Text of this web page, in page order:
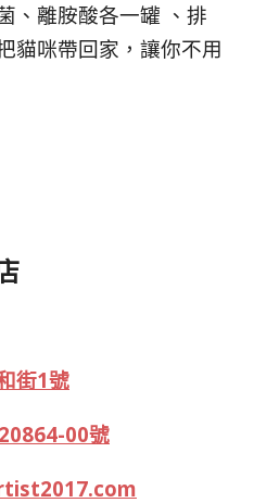
、離胺酸各一罐 、排
貓咪帶回家，讓你不用
街1號
00號